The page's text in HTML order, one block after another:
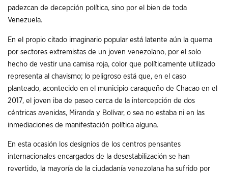
padezcan de decepción política, sino por el bien de toda
Venezuela.
En el propio citado imaginario popular está latente aún la quema
por sectores extremistas de un joven venezolano, por el solo
hecho de vestir una camisa roja, color que políticamente utilizado
representa al chavismo; lo peligroso está que, en el caso
planteado, acontecido en el municipio caraqueño de Chacao en el
2017, el joven iba de paseo cerca de la intercepción de dos
céntricas avenidas, Miranda y Bolívar, o sea no estaba ni en las
inmediaciones de manifestación política alguna.
En esta ocasión los designios de los centros pensantes
internacionales encargados de la desestabilización se han
revertido, la mayoría de la ciudadanía venezolana ha sufrido por